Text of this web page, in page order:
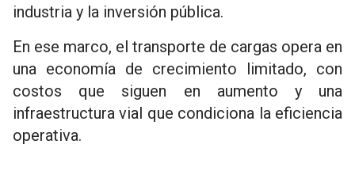
industria y la inversión pública.
En ese marco, el transporte de cargas opera en
una economía de crecimiento limitado, con
costos que siguen en aumento y una
infraestructura vial que condiciona la eficiencia
operativa.